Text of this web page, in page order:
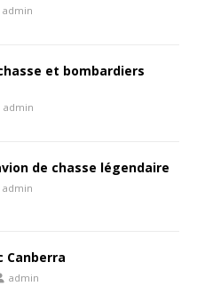
admin
et bombardiers
admin
de chasse légendaire
admin
Canberra
admin